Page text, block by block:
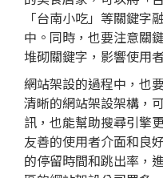
「台南小吃」等關鍵字
中。同時，也要注意關
堆砌關鍵字，影響使用
網站架設的過程中，也
清晰的網站架設架構，
訊，也能幫助搜尋引擎
友善的使用者介面和良
的停留時間和跳出率，